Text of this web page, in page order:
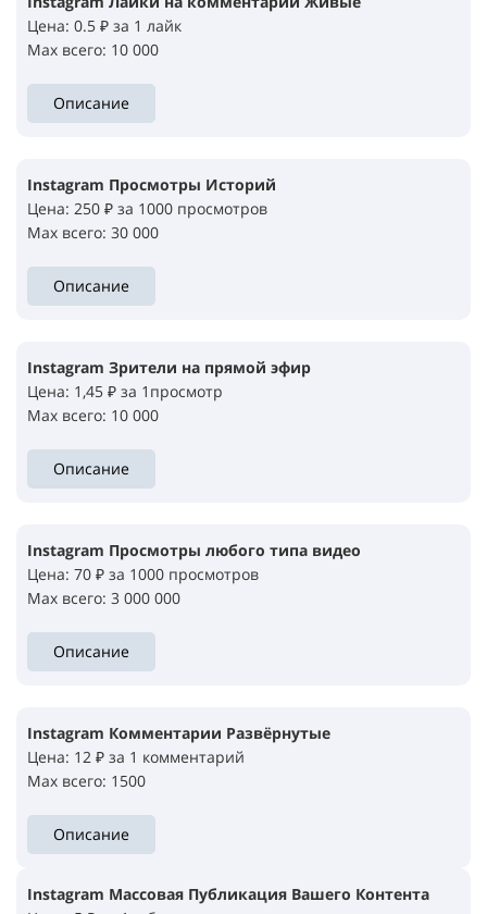
Цена: 0.5 ₽ за 1 лайк
Max всего: 10 000
Описание
Instagram Просмотры Историй
Цена: 250 ₽ за 1000 просмотров
Max всего: 30 000
Описание
Instagram Зрители на прямой эфир
Цена: 1,45 ₽ за 1просмотр
Max всего: 10 000
Описание
Instagram Просмотры любого типа видео
Цена: 70 ₽ за 1000 просмотров
Max всего: 3 000 000
Описание
Instagram Комментарии Развёрнутые
Цена: 12 ₽ за 1 комментарий
Max всего: 1500
Описание
Instagram Массовая Публикация Вашего Контента